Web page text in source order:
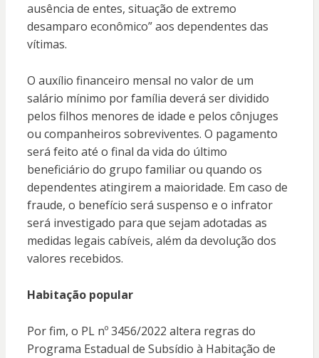
ausência de entes, situação de extremo
desamparo econômico” aos dependentes das
vítimas.
O auxílio financeiro mensal no valor de um
salário mínimo por família deverá ser dividido
pelos filhos menores de idade e pelos cônjuges
ou companheiros sobreviventes. O pagamento
será feito até o final da vida do último
beneficiário do grupo familiar ou quando os
dependentes atingirem a maioridade. Em caso de
fraude, o benefício será suspenso e o infrator
será investigado para que sejam adotadas as
medidas legais cabíveis, além da devolução dos
valores recebidos.
Habitação popular
Por fim, o PL nº 3456/2022 altera regras do
Programa Estadual de Subsídio à Habitação de